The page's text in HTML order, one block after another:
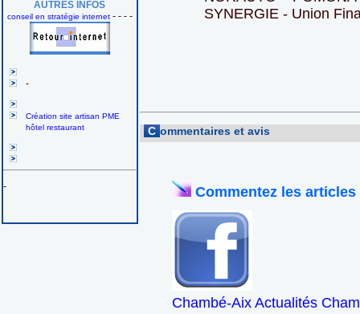
AUTRES INFOS
conseil en stratégie internet - - - -
-
Création site artisan PME
hôtel restaurant
-
SYNERGIE - Union
C ommentaires et avis
Commentez les
Chambé-Aix Actualités